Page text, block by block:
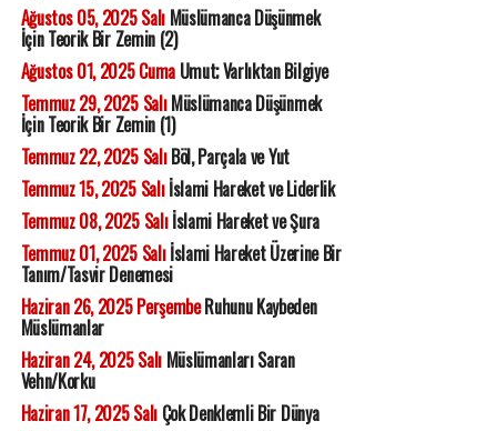
Ağustos 05, 2025 SalıMüslümanca Düşünmek
İçin Teorik Bir Zemin (2)
Ağustos 01, 2025 CumaUmut; Varlıktan Bilgiye
Temmuz 29, 2025 SalıMüslümanca Düşünmek
İçin Teorik Bir Zemin (1)
Temmuz 22, 2025 SalıBöl, Parçala ve Yut
Temmuz 15, 2025 Salıİslami Hareket ve Liderlik
Temmuz 08, 2025 Salıİslami Hareket ve Şura
Temmuz 01, 2025 Salıİslami Hareket Üzerine Bir
Tanım/Tasvir Denemesi
Haziran 26, 2025 PerşembeRuhunu Kaybeden
Müslümanlar
Haziran 24, 2025 SalıMüslümanları Saran
Vehn/Korku
Haziran 17, 2025 SalıÇok Denklemli Bir Dünya